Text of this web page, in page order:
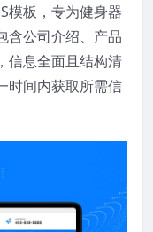
模板，专为健身器
含公司介绍、产品
信息全面且结构清
时间内获取所需信